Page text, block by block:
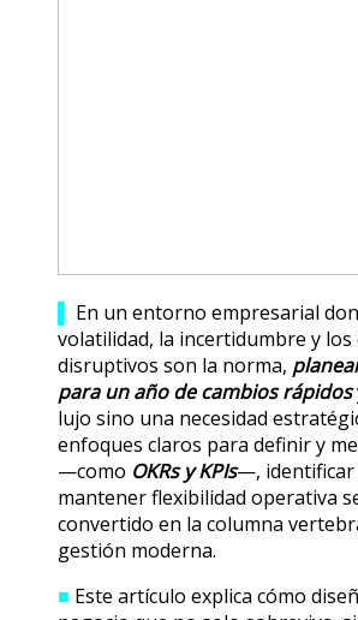
En un entorno empresarial
volatilidad, la incertidumbre y los
disruptivos son la norma,
para un año de cambios rápidos
lujo sino una necesidad
enfoques claros para definir y
—como OKRs y KPIs—, identificar
mantener flexibilidad operativa
convertido en la columna
gestión moderna.
■ Este artículo explica cómo